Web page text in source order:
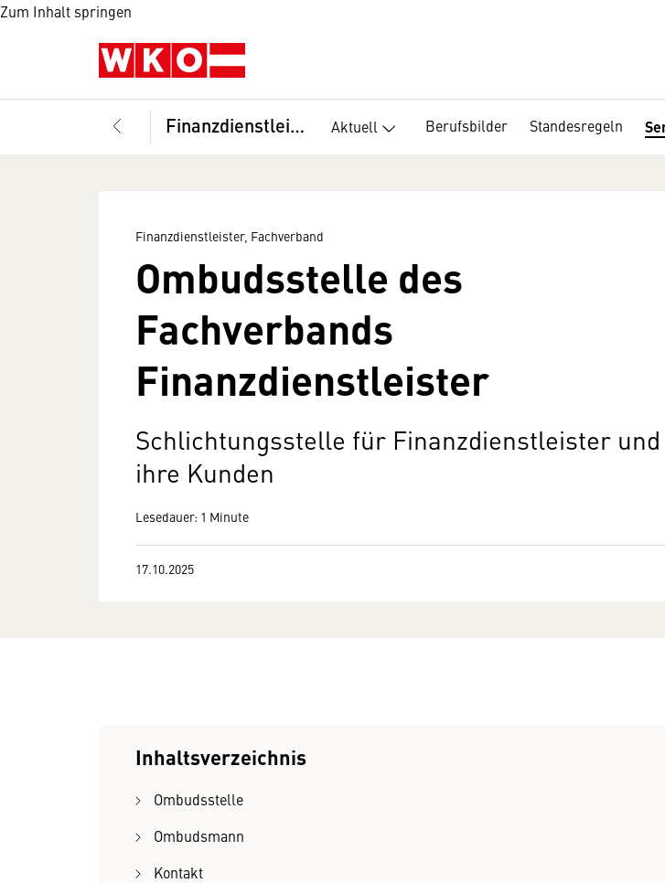
Zum Inhalt springen
Finanzdienstleister, Fachverband Aktuell Berufsbilder Standesregeln
Finanzdienstleister, Fachverband
Ombudsstelle des
Fachverbands
Finanzdienstleister
Schlichtungsstelle für Finanzdienstleister und
ihre Kunden
Lesedauer: 1 Minute
17.10.2025
Inhaltsverzeichnis
Ombudsstelle
Ombudsmann
Kontakt